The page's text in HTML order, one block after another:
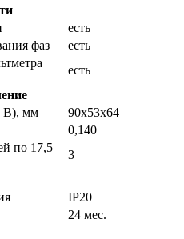
есть
фаз
есть
есть
В), мм
90х53х64
0,140
по 17,5
3
IP20
24 мес.